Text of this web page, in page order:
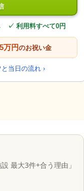
✓ 利用料すべて0円
万円のお祝い金
当日の流れ ›
最大3件+合う理由」